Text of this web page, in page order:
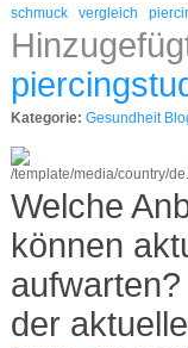
schmuck vergleich
Kategorie: Gesundheit
Welche
können
der